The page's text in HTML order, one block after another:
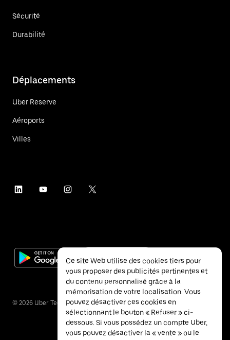
Sécurité
Durabilité
Déplacements
Uber Reserve
Aéroports
Villes
© 2026 Uber Technologies Inc.
Ce site Web utilise des cookies tiers pour
vous proposer des publicités pertinentes et
du contenu personnalisé grâce à la
mémorisation de votre localisation. Vous
pouvez désactiver ces cookies en
sélectionnant le bouton « Refuser » ci-
dessous. Si vous possédez un compte Uber,
vous pouvez désactiver la « vente » ou le